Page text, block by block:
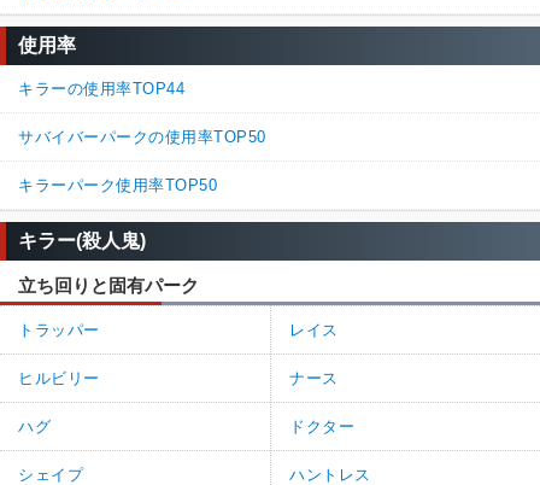
使用率
キラーの使用率TOP44
サバイバーパークの使用率TOP50
キラーパーク使用率TOP50
キラー(殺人鬼)
立ち回りと固有パーク
トラッパー レイス
ヒルビリー ナース
ハグ ドクター
シェイプ ハントレス